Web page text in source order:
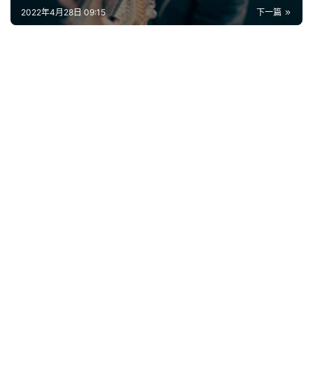
古
今
下一篇
2022年4月28日 09:15